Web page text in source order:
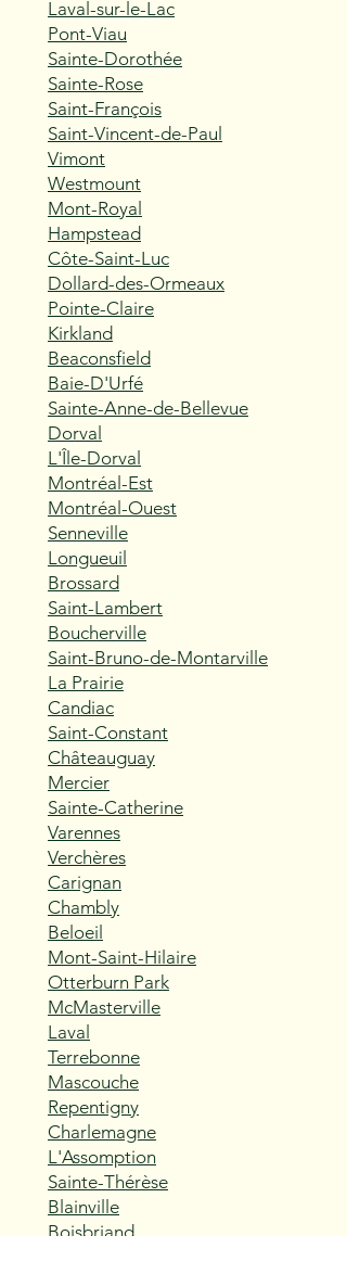
Laval-sur-le-Lac
Pont-Viau
Sainte-Dorothée
Sainte-Rose
Saint-François
Saint-Vincent-de-Paul
Vimont
Westmount
Mont-Royal
Hampstead
Côte-Saint-Luc
Dollard-des-Ormeaux
Pointe-Claire
Kirkland
Beaconsfield
Baie-D'Urfé
Sainte-Anne-de-Bellevue
Dorval
L'Île-Dorval
Montréal-Est
Montréal-Ouest
Senneville
Longueuil
Brossard
Saint-Lambert
Boucherville
Saint-Bruno-de-Montarville
La Prairie
Candiac
Saint-Constant
Châteauguay
Mercier
Sainte-Catherine
Varennes
Verchères
Carignan
Chambly
Beloeil
Mont-Saint-Hilaire
Otterburn Park
McMasterville
Laval
Terrebonne
Mascouche
Repentigny
Charlemagne
L'Assomption
Sainte-Thérèse
Blainville
Boisbriand